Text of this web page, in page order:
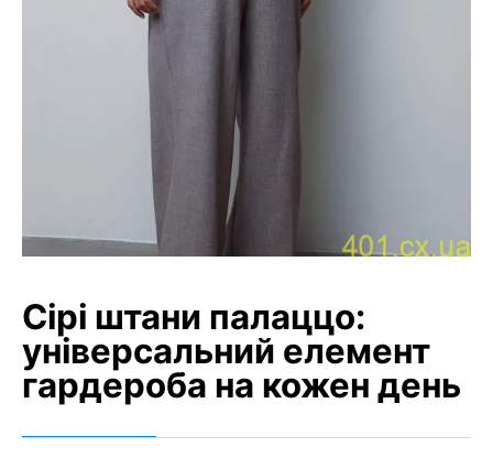
Сірі штани палаццо:
універсальний елемент
гардероба на кожен день